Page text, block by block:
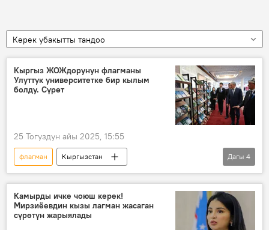
Керек убакытты тандоо
Кыргыз ЖОЖдорунун флагманы
Улуттук университетке бир кылым
болду. Сүрөт
25 Тогуздун айы 2025, 15:55
флагман
Кыргызстан
Жусуп Баласагын атындагы Кыргыз улуттук университети
Адылбек Касымалиев
"Евразия" уюму
Дагы 4
Камырды ичке чоюш керек!
Мирзиёевдин кызы лагман жасаган
сүрөтүн жарыялады